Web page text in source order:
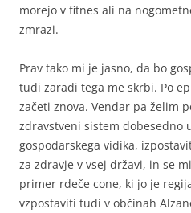
morejo v fitnes ali na
zmrazi.
Prav tako mi je jasno, da bo
tudi zaradi tega me skrbi. Po
začeti znova. Vendar pa želim
zdravstveni sistem dobesedno
gospodarskega vidika,
za zdravje v vsej državi, in se
primer rdeče cone, ki jo je
vzpostaviti tudi v občinah